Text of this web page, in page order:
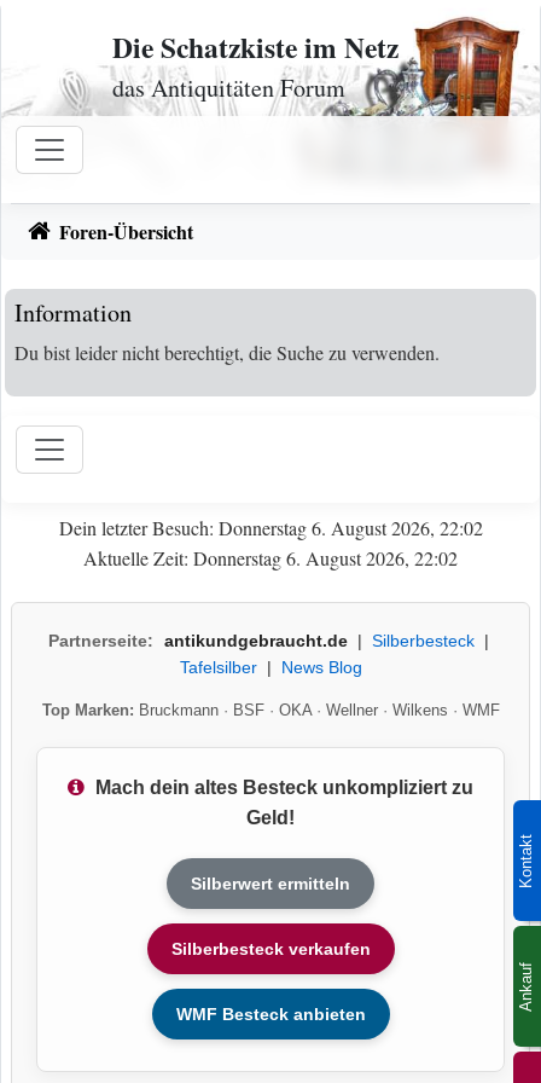
Kontakt
Ankauf
Zum Inhalt
Die Schatzkiste im Netz
das Antiquitäten Forum
Foren-Übersicht
Information
Du bist leider nicht berechtigt, die Suche zu verwenden.
Dein letzter Besuch: Donnerstag 6. August 2026, 22:02
Aktuelle Zeit: Donnerstag 6. August 2026, 22:02
Partnerseite: antikundgebraucht.de| Silberbesteck|
Tafelsilber| News Blog
Top Marken: Bruckmann· BSF· OKA· Wellner· Wilkens · WMF
Mach dein altes Besteck unkompliziert zu
Geld!
Silberwert ermitteln
Silberbesteck verkaufen
WMF Besteck anbieten